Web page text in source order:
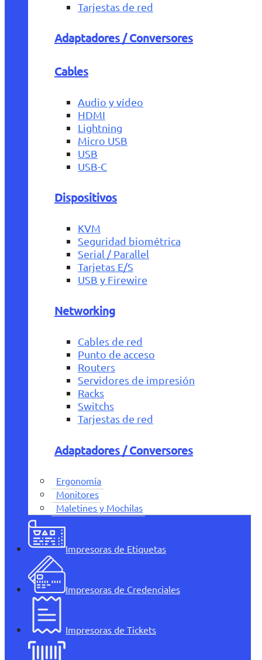
Tarjestas de red
Adaptadores / Conversores
Cables
Audio y vídeo
HDMI
Lightning
Micro USB
USB
USB-C
Dispositivos
KVM
Seguridad biométrica
Serial / Parallel
Tarjetas E/S
USB y Firewire
Networking
Cables de red
Punto de acceso
Routers
Servidores de impresión
Racks
Switchs
Tarjestas de red
Adaptadores / Conversores
Ergonomía
Monitores
Maletines y Mochilas
Impresoras de Etiquetas
Impresoras de Credenciales
Impresoras de Tickets